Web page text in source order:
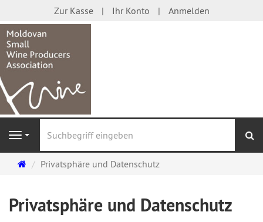
Zur Kasse Ihr Konto Anmelden
Navigation
Startseite
Privatsphäre und Datenschutz
Privatsphäre und Datenschutz